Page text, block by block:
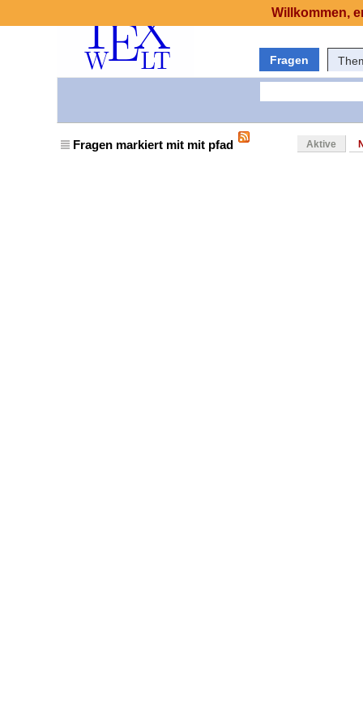
Fragen
Fragen markiert mit mit pfad Aktive
Willkommen,